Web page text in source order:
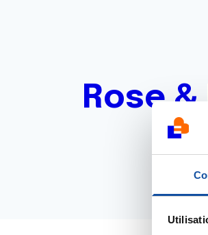
Rose &